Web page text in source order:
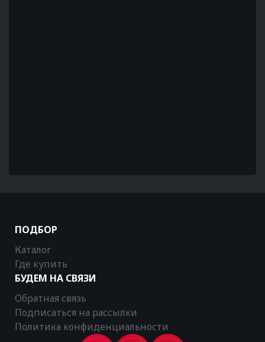
ПОДБОР
Каталог
Где купить
БУДЕМ НА СВЯЗИ
Обратная связь
Подписаться на рассылки
Политика конфиденциальности